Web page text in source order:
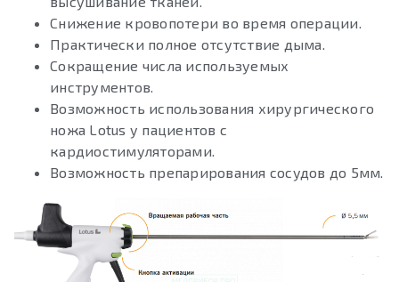
Снижение кровопотери во время операции.
Практически полное отсутствие дыма.
Сокращение числа используемых
инструментов.
Возможность использования хирургического
ножа Lotus у пациентов с
кардиостимуляторами.
Возможность препарирования сосудов до 5мм.